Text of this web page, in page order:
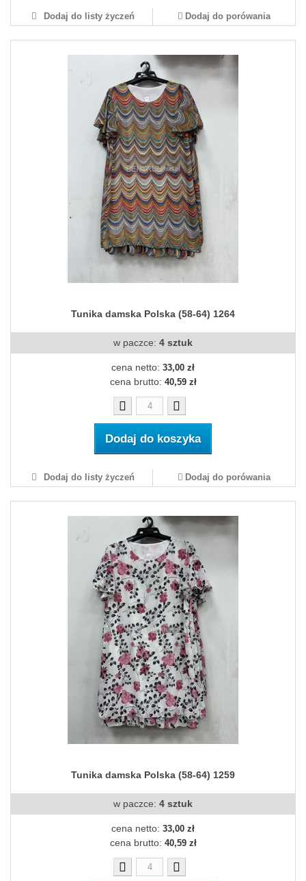
Dodaj do listy życzeń Dodaj do porówania
Tunika damska Polska (58-64) 1264
w paczce: 4 sztuk
cena netto: 33,00 zł
cena brutto: 40,59 zł
Dodaj do koszyka
Dodaj do listy życzeń Dodaj do porówania
Tunika damska Polska (58-64) 1259
w paczce: 4 sztuk
cena netto: 33,00 zł
cena brutto: 40,59 zł